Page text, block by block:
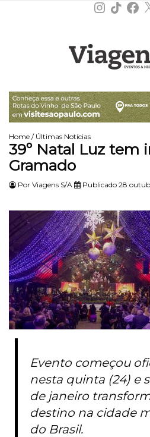
Instagram
TikTok X
Home / Últimas Notícias
39º Natal Luz tem
Gramado
Por Viagens S/A Publicado 28
Evento começou
nesta quinta (24) e
de janeiro
destino na cidade
do Brasil.